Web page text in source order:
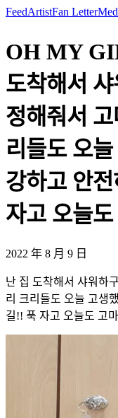
FeedArtistFan Letter
OH MY
도착해서
정해줘서
리들도 오
강하고 안
자고 오늘
2022 年 8 月 9 日
난 집 도착해서 샤워하
리 크리들도 오늘 고생
길!! 푹 자고 오늘도 고